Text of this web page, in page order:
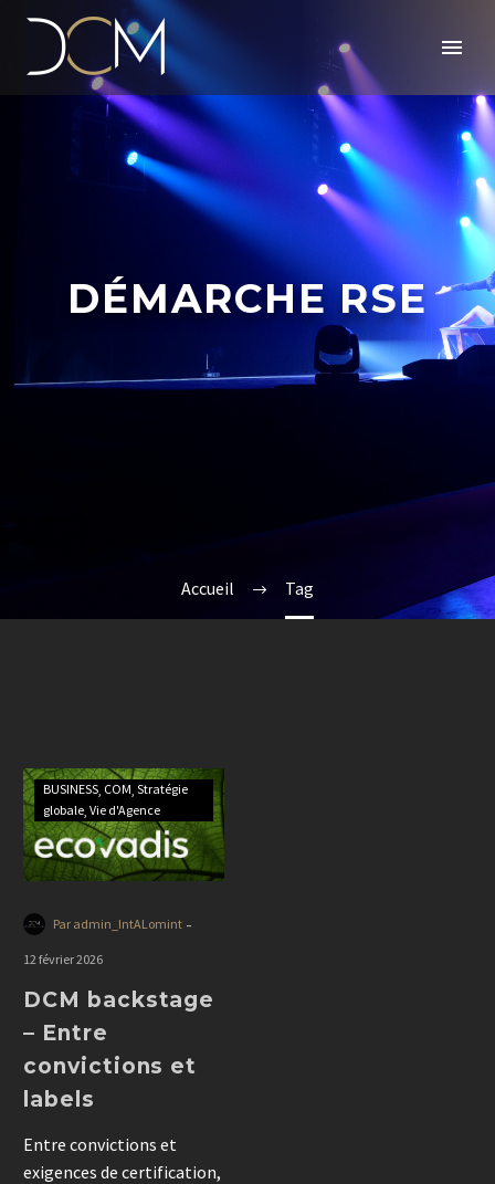
DÉMARCHE RSE
Accueil Tag
BUSINESS COM Stratégie
globale Vie d'Agence
Par admin_IntALomint -
12 février 2026
DCM backstage
– Entre
convictions et
labels
Entre convictions et
exigences de certification,